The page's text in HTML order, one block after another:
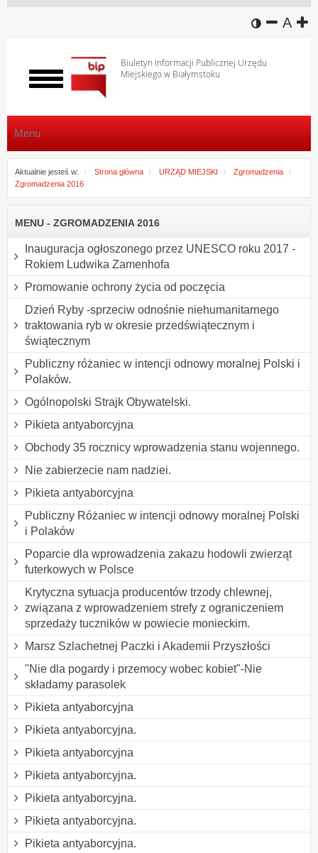
wersja
A
Biuletyn Informacji Publicznej Urzędu
Miejskiego w Białymstoku
Włącz
menu
Menu
Aktualnie jesteś w: Strona główna URZĄD MIEJSKI
Zgromadzenia
Zgromadzenia 2016
MENU - ZGROMADZENIA 2016
Inauguracja ogłoszonego przez UNESCO roku 2017 -
Rokiem Ludwika Zamenhofa
Promowanie ochrony życia od poczęcia
Dzień Ryby -sprzeciw odnośnie niehumanitarnego
traktowania ryb w okresie przedświątecznym i
świątecznym
Publiczny różaniec w intencji odnowy moralnej Polski i
Polaków.
Ogólnopolski Strajk Obywatelski.
Pikieta antyaborcyjna
Obchody 35 rocznicy wprowadzenia stanu wojennego.
Nie zabierzecie nam nadziei.
Pikieta antyaborcyjna
Publiczny Różaniec w intencji odnowy moralnej Polski
i Polaków
Poparcie dla wprowadzenia zakazu hodowli zwierząt
futerkowych w Polsce
Krytyczna sytuacja producentów trzody chlewnej,
związana z wprowadzeniem strefy z ograniczeniem
sprzedaży tuczników w powiecie monieckim.
Marsz Szlachetnej Paczki i Akademii Przyszłości
"Nie dla pogardy i przemocy wobec kobiet"-Nie
składamy parasolek
Pikieta antyaborcyjna
Pikieta antyaborcyjna.
Pikieta antyaborcyjna
Pikieta antyaborcyjna.
Pikieta antyaborcyjna.
Pikieta antyaborcyjna.
Pikieta antyaborcyjna.